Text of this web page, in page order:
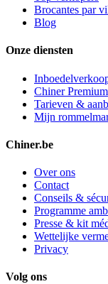
Brocantes par
Blog
Onze diensten
Chiner Premium
Tarieven &
Mijn
Chiner.be
Over ons
Contact
Conseils &
Programme
Presse & kit
Wettelijke
Privacy
Volg ons